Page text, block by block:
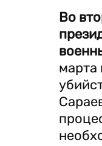
Во
марта